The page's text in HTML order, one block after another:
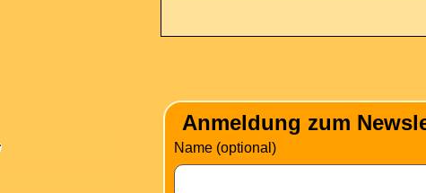
Anmeldung zum
Name (optional)